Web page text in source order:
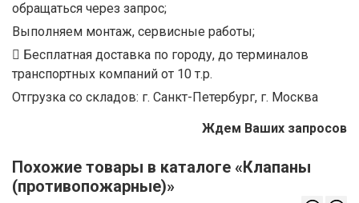
обращаться через запрос;
Выполняем монтаж, сервисные работы;
Бесплатная доставка по городу, до терминалов
транспортных компаний от 10 т.р.
Отгрузка со складов: г. Санкт-Петербург, г. Москва
Ждем Ваших запросов
Похожие товары в каталоге «Клапаны
(противопожарные)»